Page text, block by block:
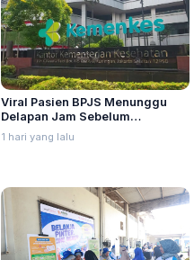
Viral Pasien BPJS Menunggu
Delapan Jam Sebelum
Meninggal, Ini Penjelasan
Kemenkes
1 hari yang lalu